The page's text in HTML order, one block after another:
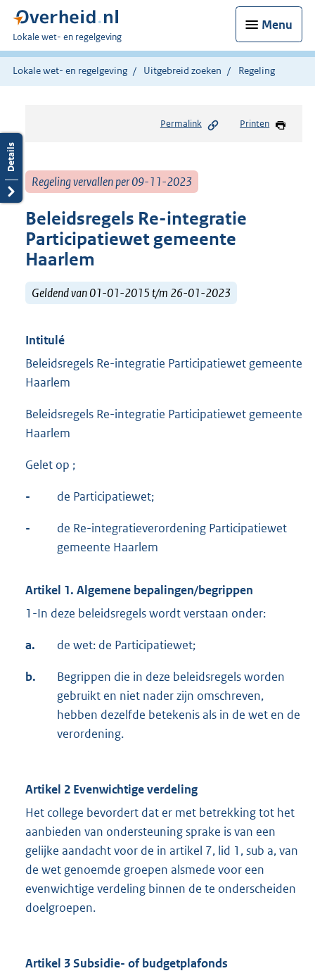
Menu
U
bent
hier:
Lokale wet- en regelgeving
Lokale wet- en regelgeving Uitgebreid zoeken Regeling
Permalink Printen
Regeling vervallen per 09-11-2023
Beleidsregels Re-integratie
Participatiewet gemeente
Haarlem
Geldend van 01-01-2015 t/m 26-01-2023
Intitulé
Beleidsregels Re-integratie Participatiewet gemeente
Haarlem
Beleidsregels Re-integratie Participatiewet gemeente
Haarlem
Gelet op ;
- de Participatiewet;
-
de Re-integratieverordening Participatiewet
gemeente Haarlem
Artikel 1. Algemene bepalingen/begrippen
1-In deze beleidsregels wordt verstaan onder:
a. de wet: de Participatiewet;
b.
Begrippen die in deze beleidsregels worden
gebruikt en niet nader zijn omschreven,
hebben dezelfde betekenis als in de wet en de
verordening.
Artikel 2 Evenwichtige verdeling
Het college bevordert dat er met betrekking tot het
aanbieden van ondersteuning sprake is van een
gelijke aandacht voor de in artikel 7, lid 1, sub a, van
de wet genoemde groepen alsmede voor een
evenwichtige verdeling binnen de te onderscheiden
doelgroepen.
Artikel 3 Subsidie- of budgetplafonds